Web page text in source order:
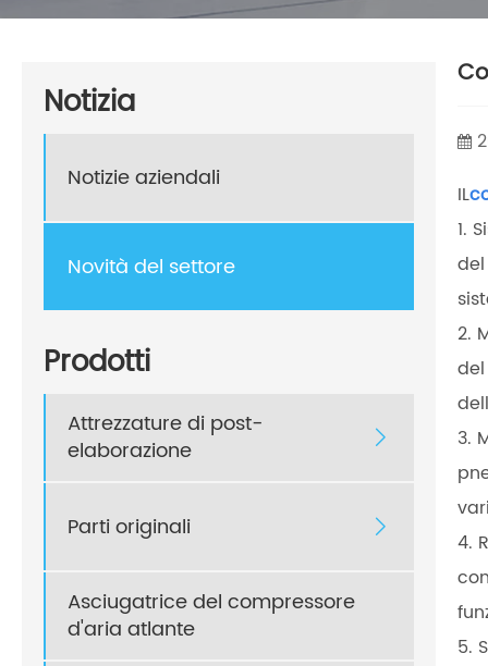
Notizia
Notizie aziendali
Novità del settore
Prodotti
Attrezzature di post-
elaborazione

Parti originali 
Asciugatrice del compressore
d'aria atlante
IL
1.
2.
3.
4.
5.